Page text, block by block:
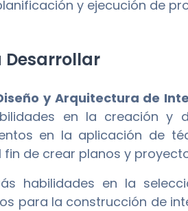
y ejecución de
Desarrollar
y Arquitectura de
en la creación y
en la aplicación de
de crear planos y
habilidades en la
para la construcción de